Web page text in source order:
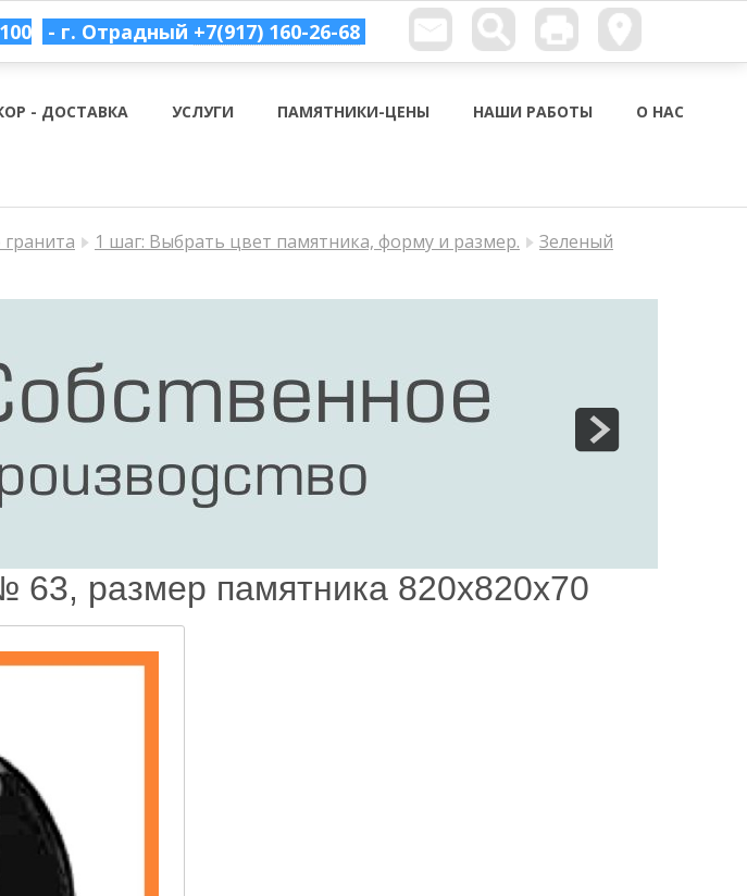
- г. Отрадный +7(917) 160-26-68
- ДОСТАВКА УСЛУГИ ПАМЯТНИКИ-ЦЕНЫ НАШИ РАБОТЫ О НАС
1 шаг: Выбрать цвет памятника, форму и размер.
Зеленый
63, размер памятника 820х820х70